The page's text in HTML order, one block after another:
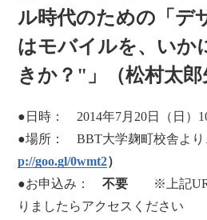
ル時代のための「デ
はモバイルを、いか
きか？"」（松村太郎
●日時： 2014年7月20日（日
●場所： BBT大学麹町校舎より
p://goo.gl/0wmt2）
●お申込み：不要 ※上記URL
りましたらアクセスください